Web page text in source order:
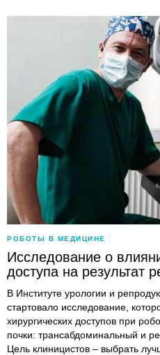
РОБОТЫ В МЕДИЦИНЕ
Исследование о
доступа на результат
В Институте урологии и
стартовало исследование,
хирургических доступов при
почки: трансабдоминальный и
Цель клиницистов – выбрать